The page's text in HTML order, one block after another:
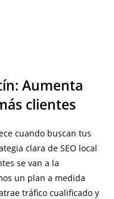
Aumenta
clientes
cuando buscan tus
clara de SEO local
se van a la
un plan a medida
tráfico cualificado y